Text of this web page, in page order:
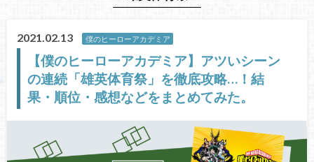
2021.02.13 僕のヒーローアカデミア
【僕のヒーローアカデミア】アツいシーン
の連続「雄英体育祭」を徹底攻略…！結
果・順位・感想などをまとめてみた。